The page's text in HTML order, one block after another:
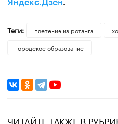
Яндекс.Дзен.
Теги: плетение из ротанга
городское образование
ЧИТАЙТЕ ТАКЖЕ В